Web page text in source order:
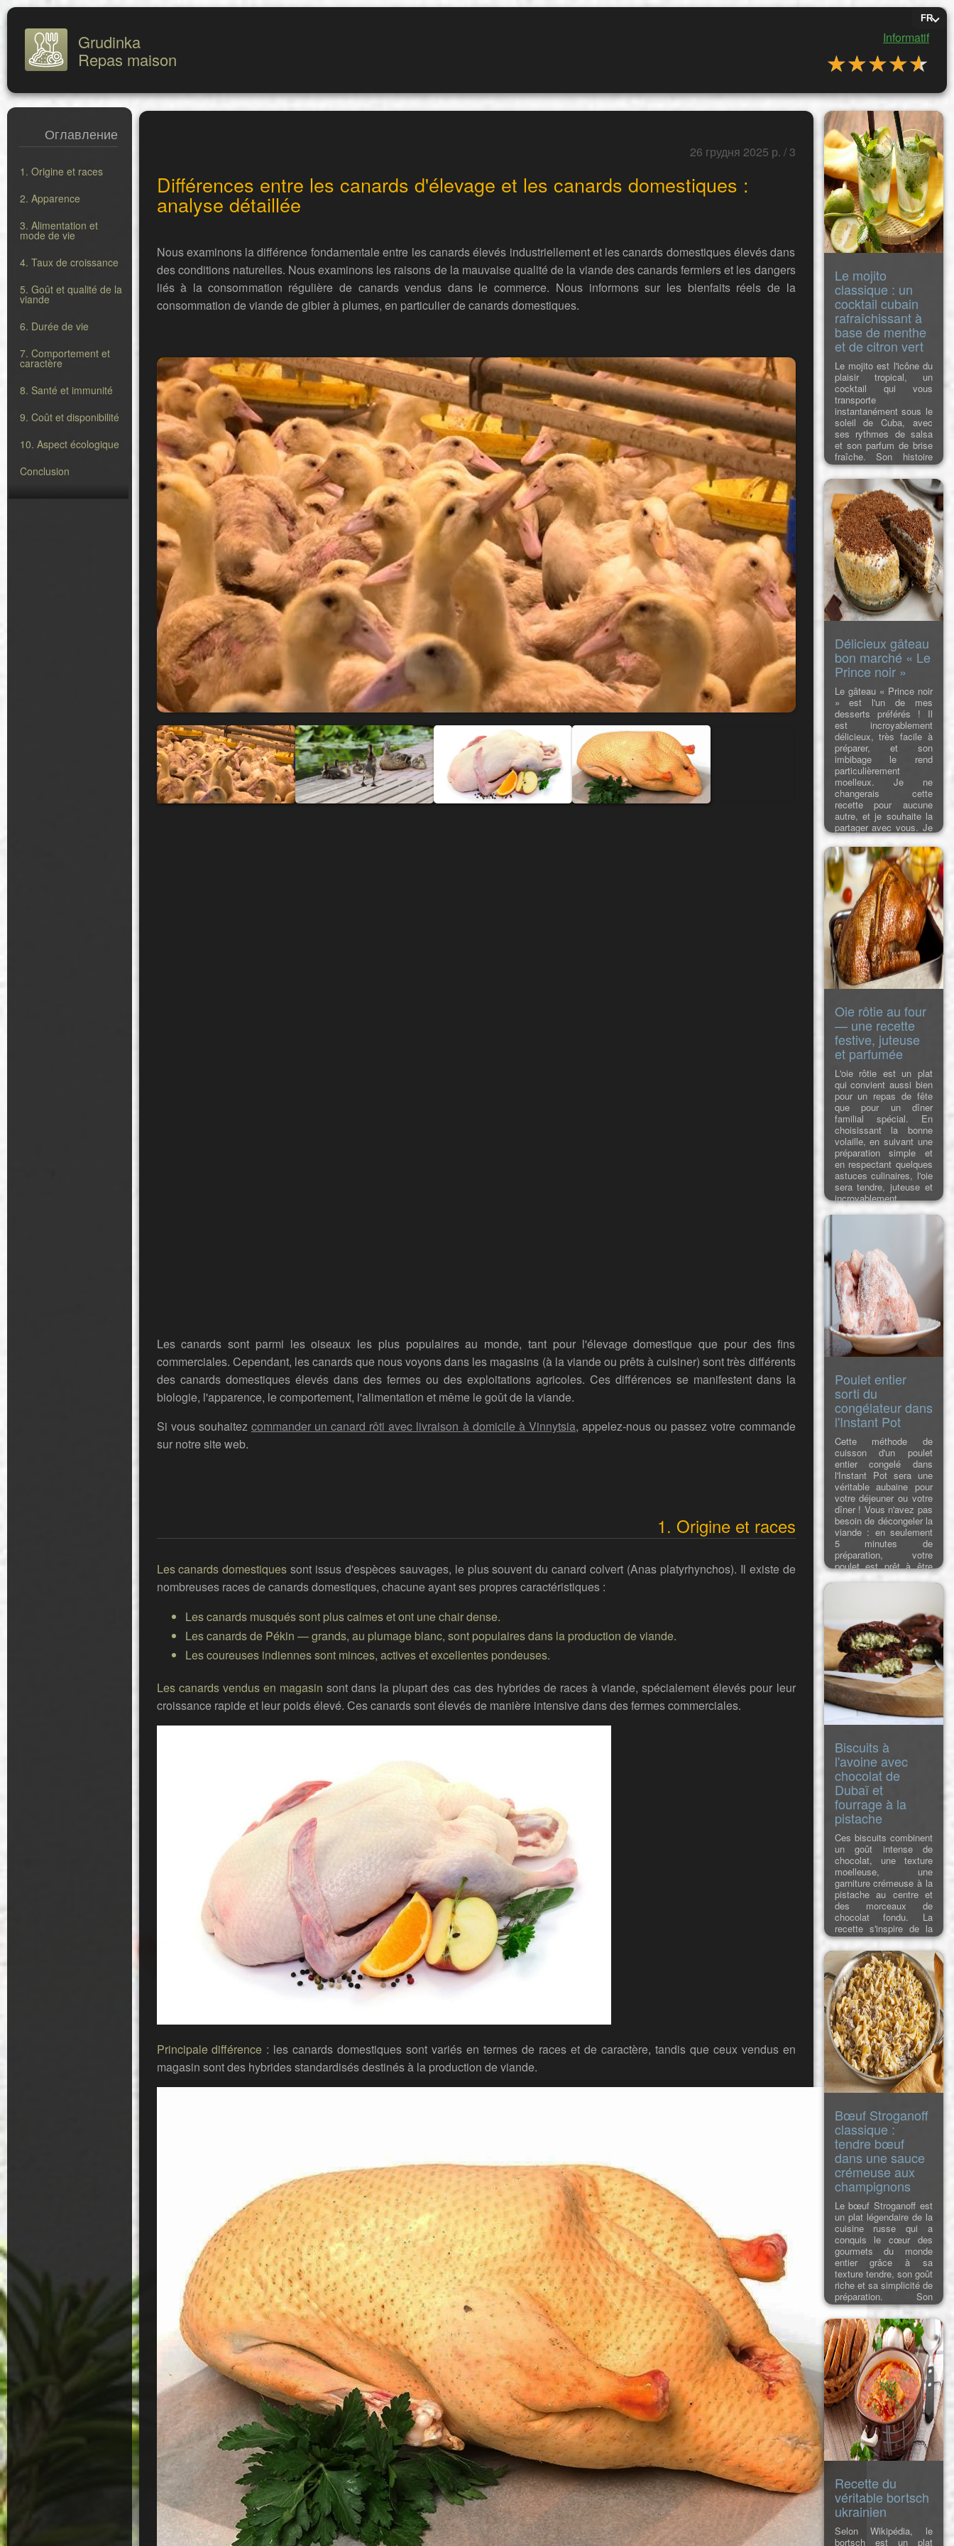
Grudinka
Repas maison
Informatif
★★★★★
★★★★★
Оглавление
1. Origine et races
2. Apparence
3. Alimentation et
mode de vie
4. Taux de croissance
5. Goût et qualité de la
viande
6. Durée de vie
7. Comportement et
caractère
8. Santé et immunité
9. Coût et disponibilité
10. Aspect écologique
Conclusion
26 грудня 2025 р. / 3
Différences entre les canards d'élevage et les canards domestiques :
analyse détaillée
Nous examinons la différence fondamentale entre les canards élevés industriellement et les canards domestiques élevés dans
des conditions naturelles. Nous examinons les raisons de la mauvaise qualité de la viande des canards fermiers et les dangers
liés à la consommation régulière de canards vendus dans le commerce. Nous informons sur les bienfaits réels de la
consommation de viande de gibier à plumes, en particulier de canards domestiques.
Les canards sont parmi les oiseaux les plus populaires au monde, tant pour l'élevage domestique que pour des fins
commerciales. Cependant, les canards que nous voyons dans les magasins (à la viande ou prêts à cuisiner) sont très différents
des canards domestiques élevés dans des fermes ou des exploitations agricoles. Ces différences se manifestent dans la
biologie, l'apparence, le comportement, l'alimentation et même le goût de la viande.
Si vous souhaitez commander un canard rôti avec livraison à domicile à Vinnytsia, appelez-nous ou passez votre commande
sur notre site web.
1. Origine et races
Les canards domestiques sont issus d'espèces sauvages, le plus souvent du canard colvert (Anas platyrhynchos). Il existe de
nombreuses races de canards domestiques, chacune ayant ses propres caractéristiques :
Les canards musquéssont plus calmes et ont une chair dense.
Les canards de Pékin — grands, au plumage blanc, sont populaires dans la production de viande.
Les coureuses indiennessont minces, actives et excellentes pondeuses.
Les canards vendus en magasin sont dans la plupart des cas des hybrides de races à viande, spécialement élevés pour leur
croissance rapide et leur poids élevé. Ces canards sont élevés de manière intensive dans des fermes commerciales.
Principale différence : les canards domestiques sont variés en termes de races et de caractère, tandis que ceux vendus en
magasin sont des hybrides standardisés destinés à la production de viande.
Le mojito
classique : un
cocktail cubain
rafraîchissant à
base de menthe
et de citron vert
Le mojito est l'icône du
plaisir tropical, un
cocktail qui vous
transporte
instantanément sous le
soleil de Cuba, avec
ses rythmes de salsa
et son parfum de brise
fraîche. Son histoire
remonte au XVIe
siècle, lorsque les
pirates et les marins,
dont le légendaire
Francis Drake,
mélangeaient l'ancêtre
du rhum, l'aguardiente,
avec du citron vert, de
la menthe et du sucre
pour préven
Délicieux gâteau
bon marché « Le
Prince noir »
Le gâteau « Prince noir
» est l'un de mes
desserts préférés ! Il
est incroyablement
délicieux, très facile à
préparer, et son
imbibage le rend
particulièrement
moelleux. Je ne
changerais cette
recette pour aucune
autre, et je souhaite la
partager avec vous. Je
suis sûre que vous
l'aimerez aussi !
Oie rôtie au four
— une recette
festive, juteuse
et parfumée
L'oie rôtie est un plat
qui convient aussi bien
pour un repas de fête
que pour un dîner
familial spécial. En
choisissant la bonne
volaille, en suivant une
préparation simple et
en respectant quelques
astuces culinaires, l'oie
sera tendre, juteuse et
incroyablement
parfumée. Cette recette
l'oie au four, afin
Poulet entier
sorti du
congélateur dans
l'Instant Pot
Cette méthode de
cuisson d'un poulet
entier congelé dans
l'Instant Pot sera une
véritable aubaine pour
votre déjeuner ou votre
dîner ! Vous n'avez pas
besoin de décongeler la
viande : en seulement
5 minutes de
préparation, votre
poulet est prêt à être
cuit sous pression. Il
doré à souhait. Idéal
pour les déjeuners
rapides, les dîners en
fam
Biscuits à
l'avoine avec
chocolat de
Dubaï et
fourrage à la
pistache
Ces biscuits combinent
un goût intense de
chocolat, une texture
moelleuse, une
garniture crémeuse à la
pistache au centre et
des morceaux de
chocolat fondu. La
recette s'inspire de la
célèbre barre
chocolatée de Dubaï,
mais est préparée à
partir d'ingrédients
faciles à trouver.
Pourquoi vous allez
adorer cette recette
J'adore le goût du
chocolat de Dubaï,
c'est
Bœuf Stroganoff
classique :
tendre bœuf
dans une sauce
crémeuse aux
champignons
Le bœuf Stroganoff est
un plat légendaire de la
cuisine russe qui a
conquis le cœur des
gourmets du monde
entier grâce à sa
texture tendre, son goût
riche et sa simplicité de
préparation. Son
histoire remonte au
XIXe siècle, lorsque,
selon la légende, le
cuisinier français du
comte Alexandre
Stroganov a inventé ce
plat pour l'aristocrate
qui souffrait de
problèmes dentaires.
La viande étai
Recette du
véritable bortsch
ukrainien
Selon Wikipédia, le
bortsch est un plat
FR